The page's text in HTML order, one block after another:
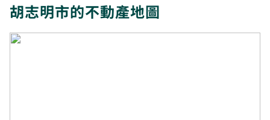
胡志明市的不動產地圖